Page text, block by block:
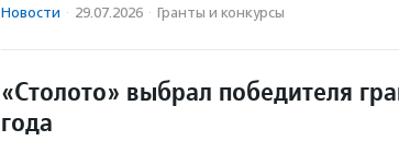
Новости · 29.07.2026 · Гранты и конкурсы
«Столото» выбрал победителя
года